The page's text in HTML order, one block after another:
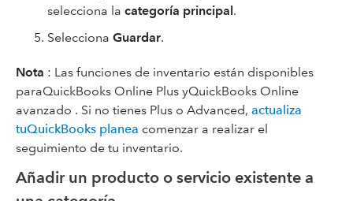
selecciona la categoría principal.
Selecciona Guardar.
Nota : Las funciones de inventario están disponibles
paraQuickBooks Online Plus yQuickBooks Online
avanzado . Si no tienes Plus o Advanced, actualiza
tuQuickBooks planea comenzar a realizar el
seguimiento de tu inventario.
Añadir un producto o servicio existente a